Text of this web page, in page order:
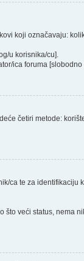
koji označavaju:
u korisnika/cu].
ica foruma
četiri metode:
ca te za
veći status, nema